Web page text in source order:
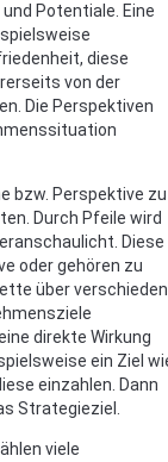
Potentiale. Eine
diese
von der
Die Perspektiven
bzw. Perspektive zu
Durch Pfeile wird
Diese
oder gehören zu
über
direkte Wirkung
ein Ziel
einzahlen. Dann
Strategieziel.
viele